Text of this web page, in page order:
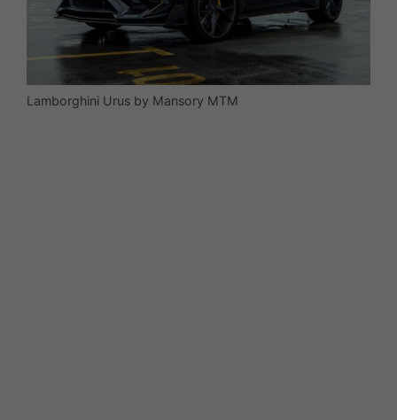
Lamborghini Urus by Mansory MTM